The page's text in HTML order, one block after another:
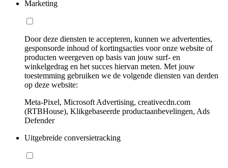
Marketing
Door deze diensten te accepteren, kunnen we advertenties,
gesponsorde inhoud of kortingsacties voor onze website of
producten weergeven op basis van jouw surf- en
winkelgedrag en het succes hiervan meten. Met jouw
toestemming gebruiken we de volgende diensten van derden
op deze website:
Meta-Pixel, Microsoft Advertising, creativecdn.com
(RTBHouse), Klikgebaseerde productaanbevelingen, Ads
Defender
Uitgebreide conversietracking